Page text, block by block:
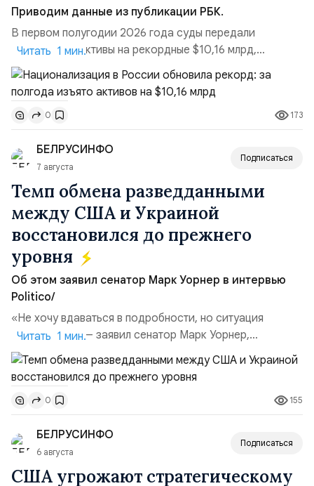
Приводим данные из публикации РБК.
В первом полугодии 2026 года суды передали
государству активы на рекордные $10,16 млрд,
подсчитали аналитики AK&M. Это в 2,5 раза больше,
чем за аналогичный период 2025 года ($3,95 млрд).
Всего зафиксировано 15 национализационных
транзакций, которые обеспечили 42,2% денежного
объёма всего российского рынка слияний и
поглощений. Крупнейшей ...
Читать 1 мин.
0 173
БЕЛРУСИНФО
7 августа
Подписаться
Темп обмена разведданными
между США и Украиной
восстановился до прежнего
уровня
Об этом заявил сенатор Марк Уорнер в интервью
Politico/
«Не хочу вдаваться в подробности, но ситуация
улучшилась», — заявил сенатор Марк Уорнер,
высокопоставленный член комитета по разведке,
добавив, что использование Украиной беспилотников и
ракет большой дальности позволило ей наносить
удары вглубь российской территории и укрепило её
позиции.Сотрудничество со стороны США стало
ключом к позитивному пов...
Читать 1 мин.
0 155
БЕЛРУСИНФО
6 августа
Подписаться
США угрожают стратегическому